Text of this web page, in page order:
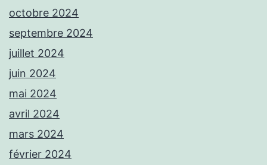
octobre 2024
septembre 2024
juillet 2024
juin 2024
mai 2024
avril 2024
mars 2024
février 2024